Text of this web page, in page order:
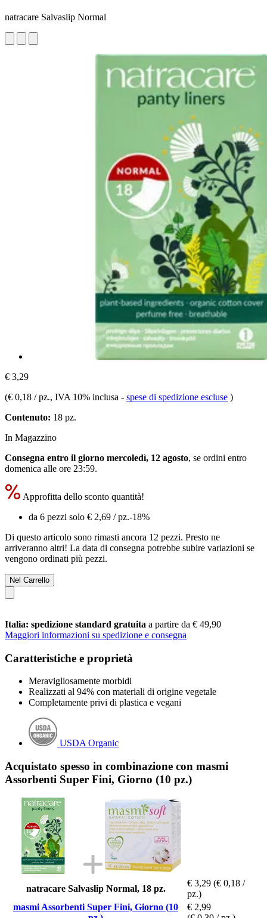
natracare Salvaslip Normal
€ 3,29
(€ 0,18 / pz., IVA 10% inclusa - spese di spedizione escluse )
Contenuto: 18 pz.
In Magazzino
Consegna entro il giorno mercoledì, 12 agosto, se ordini entro
domenica alle ore 23:59.
Approfitta dello sconto quantità!
da 6 pezzi solo € 2,69 / pz.-18%
Di questo articolo sono rimasti ancora 12 pezzi. Presto ne
arriveranno altri! La data di consegna potrebbe subire variazioni se
vengono ordinati più pezzi.
Nel Carrello
Italia: spedizione standard gratuita a partire da € 49,90
Maggiori informazioni su spedizione e consegna
Caratteristiche e proprietà
Meravigliosamente morbidi
Realizzati al 94% con materiali di origine vegetale
Completamente privi di plastica e vegani
USDA Organic
Acquistato spesso in combinazione con masmi
Assorbenti Super Fini, Giorno (10 pz.)
natracare Salvaslip Normal, 18 pz.
€ 3,29 (€ 0,18 /
pz.)
masmi Assorbenti Super Fini, Giorno (10
€ 2,99